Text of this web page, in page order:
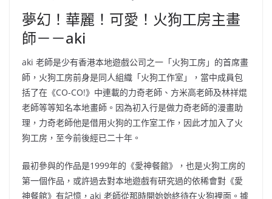
夢幻！華麗！可愛！火狗工房主畫
師－－aki
aki 老師是少有香港本地遊戲公司之一「火狗工房」的首席畫
師，火狗工房前身是同人組織「火狗工作室」，當中成員包
括了在《CO-CO!》中連載的力奇老師、方米高老師及林祥焜
老師等等知名本地畫師。因為初入行是做力奇老師的漫畫助
理，力奇老師他是借用火狗的工作室工作，因此才加入了火
狗工房，至今前後經已二十年。
最初參與的作品是1999年的《愛神餐館》，也是火狗工房的
第一個作品，或許過去對本地遊戲有研究過的依稀會對《愛
神餐館》有記憶，aki 老師從那時開始始終待在火狗裡面。據